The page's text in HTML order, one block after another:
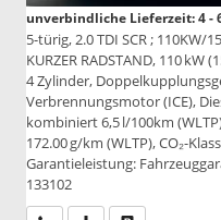
unverbindliche Lieferzeit: 4 -
5-türig, 2.0 TDI SCR ; 110KW/
KURZER RADSTAND, 110 kW
4 Zylinder,
Verbrennungsmotor (ICE),
kombiniert 6,5 l/100km
172.00 g/km (WLTP), CO₂-
Garantieleistung:
133102